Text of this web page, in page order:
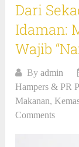
Dari
Idaman:
Wajib
Byadmin
Hampers & PR
Makanan,
Comments